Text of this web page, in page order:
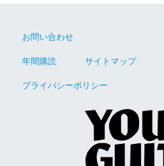
お問い合わせ
年間購読 サイトマップ
プライバシーポリシー